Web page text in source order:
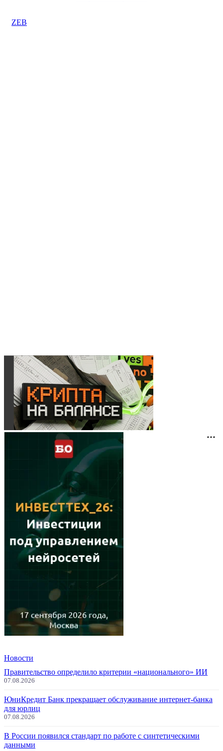
ZEB
Новости
Правительство определило критерии «национального» ИИ
07.08.2026
ЮниКредит Банк прекращает обслуживание интернет-банка
для юрлиц
07.08.2026
В России появился стандарт по работе с синтетическими
данными